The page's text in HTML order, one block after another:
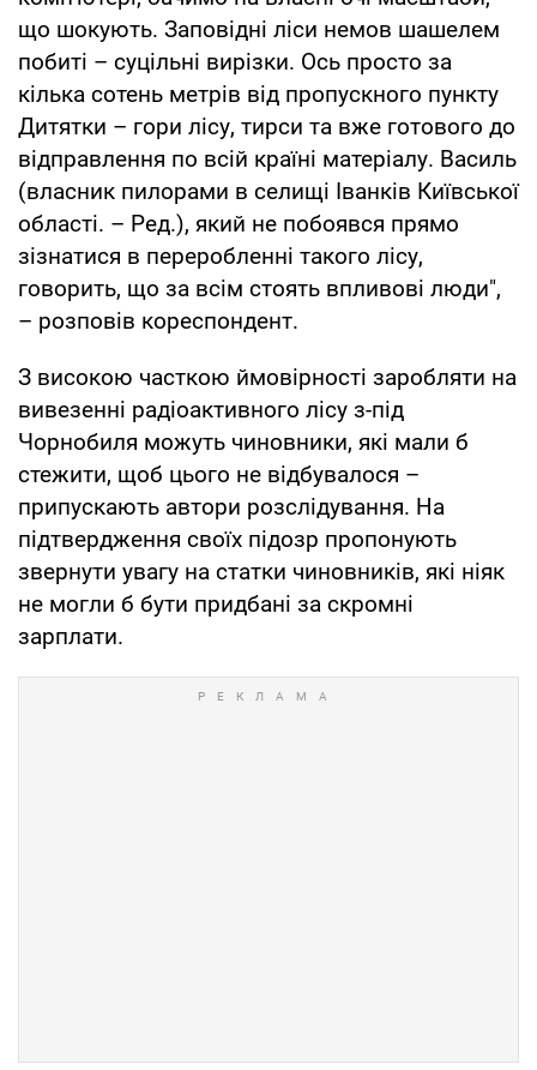
що шокують. Заповідні ліси немов шашелем
побиті – суцільні вирізки. Ось просто за
кілька сотень метрів від пропускного пункту
Дитятки – гори лісу, тирси та вже готового до
відправлення по всій країні матеріалу. Василь
(власник пилорами в селищі Іванків Київської
області. – Ред.), який не побоявся прямо
зізнатися в переробленні такого лісу,
говорить, що за всім стоять впливові люди",
– розповів кореспондент.
З високою часткою ймовірності заробляти на
вивезенні радіоактивного лісу з-під
Чорнобиля можуть чиновники, які мали б
стежити, щоб цього не відбувалося –
припускають автори розслідування. На
підтвердження своїх підозр пропонують
звернути увагу на статки чиновників, які ніяк
не могли б бути придбані за скромні
зарплати.